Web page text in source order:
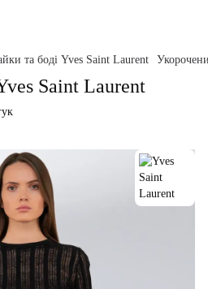
та боді Yves Saint Laurent
Saint Laurent